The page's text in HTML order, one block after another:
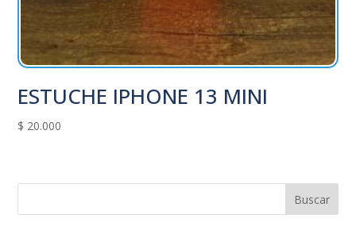
ESTUCHE IPHONE 13 MINI
$ 20.000
Buscar